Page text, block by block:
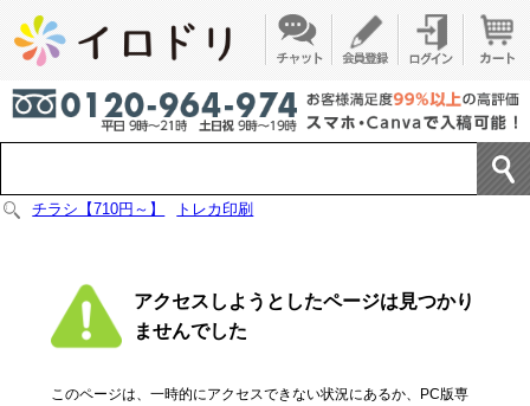
チラシ【710円～】 トレカ印刷
アクセスしようとしたページは見つかり
ませんでした
このページは、一時的にアクセスできない状況にあるか、PC版専